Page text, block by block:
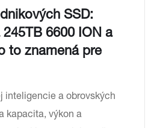
SSD:
6600 ION a
to znamená pre
inteligencie a obrovských
kapacita, výkon a